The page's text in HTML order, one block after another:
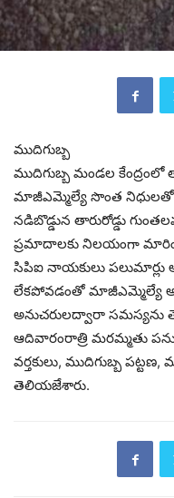
ముదిగుబ్బ
ముదిగుబ్బ మండల కేంద్రంలో
మాజీఎమ్మెల్యే సొంత
నడిబొడ్డున తారురోడ్డు
ప్రమాదాలకు నిలయంగా
సిపిఐ నాయకులు పలుమార్లు
లేకపోవడంతో మాజీఎమ్మెల్యే
అనుచరులద్వారా సమస్యను
ఆదివారంరాత్రి మరమ్మతు
వర్తకులు, ముదిగుబ్బ
తెలియజేశారు.